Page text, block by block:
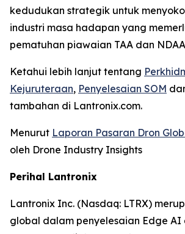
kedudukan strategik untuk
industri masa hadapan yang
pematuhan piawaian TAA dan
Ketahui lebih lanjut tentang
Kejuruteraan, Penyelesaian SOM
tambahan di Lantronix.com.
Menurut Laporan Pasaran Dron
oleh Drone Industry Insights
Perihal Lantronix
Lantronix Inc. (Nasdaq: LTRX)
global dalam penyelesaian Edge AI